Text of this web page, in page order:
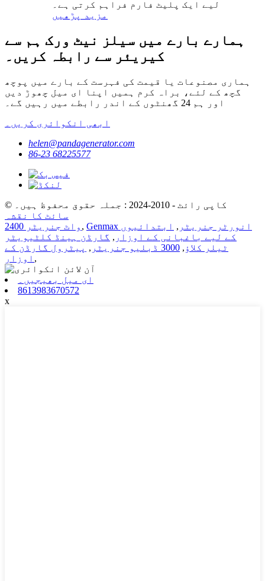
لیے ایک پلیٹ فارم فراہم کرتی ہے۔
مزید پڑھیں
ہمارے بارے میں سیلز نیٹ ورک ہم سے
کیریئر سے رابطہ کریں۔
ہماری مصنوعات یا قیمت کی فہرست کے بارے میں پوچھ
گچھ کے لئے، براہ کرم ہمیں اپنا ای میل چھوڑ دیں
اور ہم 24 گھنٹوں کے اندر رابطے میں رہیں گے۔
ابھی انکوائری کریں۔
helen@pandagenerator.com
86-23 68225577
© کاپی رائٹ - 2010-2024 : جملہ حقوق محفوظ ہیں۔
سائٹ کا نقشہ
2400 واٹ جنریٹر , Genmax انورٹر جنریٹر , ابتدائیوں
کے لیے باغبانی کے اوزار , گارڈن ہینڈ کلٹیویٹر
ٹیلر کلاؤ , 3000 ڈبلیو جنریٹر , پیٹرول گارڈن کے
اوزار ,
ای میل بھیجیں۔
8613983670572
x